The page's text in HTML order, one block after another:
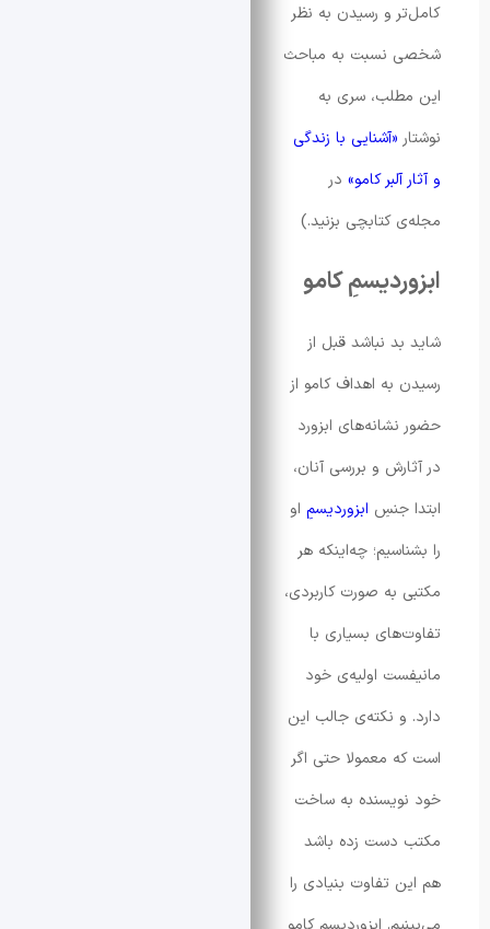
و رسیدن به نظر
نسبت به مباحث
سری به
«آشنایی با زندگی
کامو»در
بزنید.)
کامو
نباشد قبل از
اهداف کامو از
ابزورد
و بررسی آنان،
ابزوردیسمِاو
چه‌اینکه هر
صورت کاربردی،
بسیاری با
اولیه‌ی خود
نکته‌ی جالب این
معمولا حتی اگر
به ساخت
زده باشد
تفاوت بنیادی را